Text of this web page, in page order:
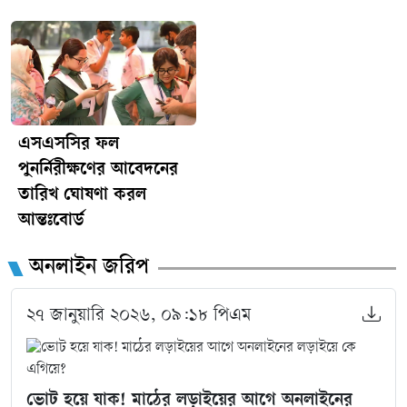
উচিত।ঘটনার বিষয়ে বক্তব্য জানতে ঈশ্বরগঞ্জ উপজেলা মাধ্যমিক
শিক্ষা কর্মকর্তা মো. আশরাফুল ইসলামের মুঠোফোনে একাধিকবার
যোগাযোগের চেষ্টা করা হলেও তাঁর নম্বরটি বন্ধ পাওয়া যায়।
এনএম/ধ্রুবকন্ঠ
এসএসসির ফল
পুনর্নিরীক্ষণের আবেদনের
তারিখ ঘোষণা করল
আন্তঃবোর্ড
অনলাইন জরিপ
২৭ জানুয়ারি ২০২৬, ০৯:১৮ পিএম
ভোট হয়ে যাক! মাঠের লড়াইয়ের আগে অনলাইনের